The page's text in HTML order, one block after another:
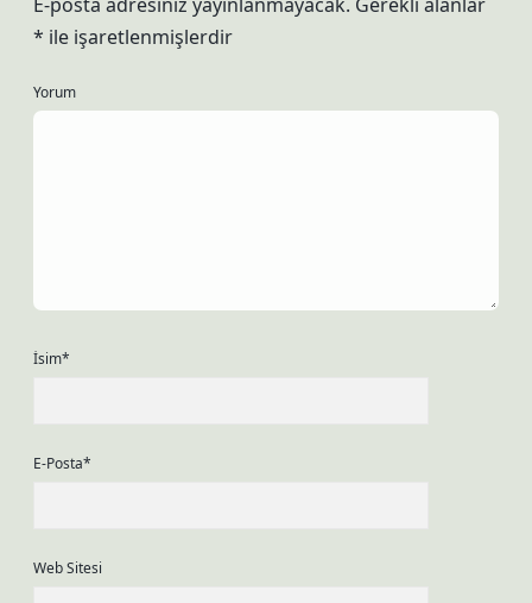
* ile işaretlenmişlerdir
Yorum
İsim*
E-Posta*
Web Sitesi